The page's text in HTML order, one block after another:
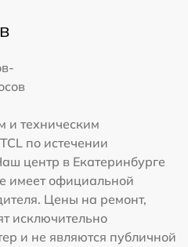
и техническим
по истечении
центр в Екатеринбурге
имеет официальной
Цены на ремонт,
исключительно
и не являются публичной